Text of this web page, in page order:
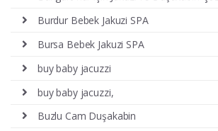
Burdur Bebek Jakuzi SPA
Bursa Bebek Jakuzi SPA
buy baby jacuzzi
buy baby jacuzzi,
Buzlu Cam Duşakabin